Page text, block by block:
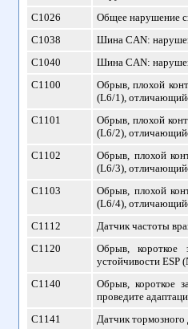
С1026
Общее нарушение
С1038
Шина СAN:
С1040
Шина СAN:
С1100
Обрыв, плохой
(L6/1),
С1101
Обрыв, плохой
(L6/2),
С1102
Обрыв, плохой
(L6/3),
С1103
Обрыв, плохой
(L6/4),
С1112
Датчик частоты
С1120
Обрыв, короткое
устойчивости ESP
С1140
Обрыв, короткое
проведите
С1141
Датчик тормозного